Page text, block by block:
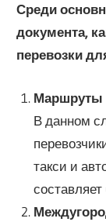
Среди
документа,
перевозки
Маршруты
В данном
такси и